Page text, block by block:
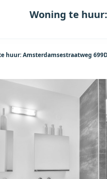
Woning te
huur: Amsterdamsestraatweg